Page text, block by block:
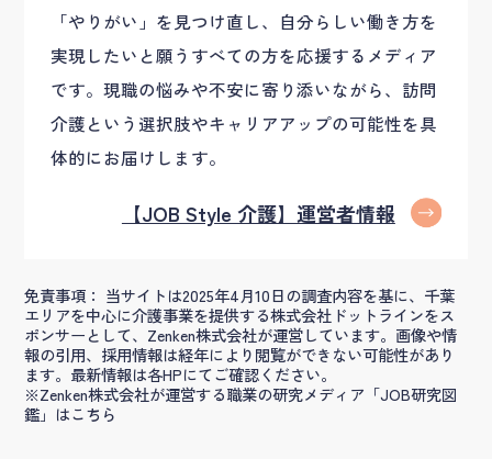
「やりがい」を見つけ直し、自分らしい働き方を
実現したいと願うすべての方を応援するメディア
です。現職の悩みや不安に寄り添いながら、訪問
介護という選択肢やキャリアアップの可能性を具
体的にお届けします。
【JOB Style 介護】運営者情報
免責事項： 当サイトは2025年4月10日の調査内容を基に、千葉
エリアを中心に介護事業を提供する株式会社ドットラインをス
ポンサーとして、Zenken株式会社が運営しています。画像や情
報の引用、採用情報は経年により閲覧ができない可能性があり
ます。最新情報は各HPにてご確認ください。
※Zenken株式会社が運営する職業の研究メディア「JOB研究図
鑑」はこちら